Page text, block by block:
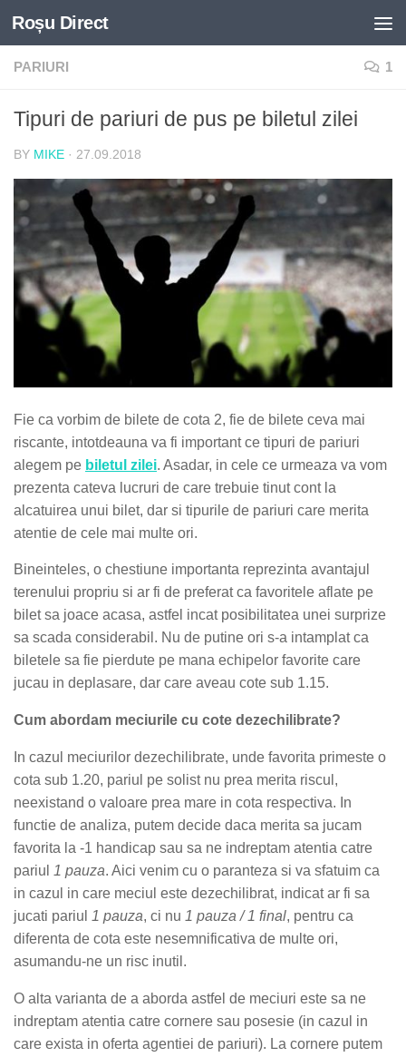
Skip to content
Roșu Direct
PARIURI 1
Tipuri de pariuri de pus pe biletul zilei
BY MIKE · 27.09.2018
Fie ca vorbim de bilete de cota 2, fie de bilete ceva mai
riscante, intotdeauna va fi important ce tipuri de pariuri
alegem pe biletul zilei. Asadar, in cele ce urmeaza va vom
prezenta cateva lucruri de care trebuie tinut cont la
alcatuirea unui bilet, dar si tipurile de pariuri care merita
atentie de cele mai multe ori.
Bineinteles, o chestiune importanta reprezinta avantajul
terenului propriu si ar fi de preferat ca favoritele aflate pe
bilet sa joace acasa, astfel incat posibilitatea unei surprize
sa scada considerabil. Nu de putine ori s-a intamplat ca
biletele sa fie pierdute pe mana echipelor favorite care
jucau in deplasare, dar care aveau cote sub 1.15.
Cum abordam meciurile cu cote dezechilibrate?
In cazul meciurilor dezechilibrate, unde favorita primeste o
cota sub 1.20, pariul pe solist nu prea merita riscul,
neexistand o valoare prea mare in cota respectiva. In
functie de analiza, putem decide daca merita sa jucam
favorita la -1 handicap sau sa ne indreptam atentia catre
pariul 1 pauza. Aici venim cu o paranteza si va sfatuim ca
in cazul in care meciul este dezechilibrat, indicat ar fi sa
jucati pariul 1 pauza, ci nu 1 pauza / 1 final, pentru ca
diferenta de cota este nesemnificativa de multe ori,
asumandu-ne un risc inutil.
O alta varianta de a aborda astfel de meciuri este sa ne
indreptam atentia catre cornere sau posesie (in cazul in
care exista in oferta agentiei de pariuri). La cornere putem